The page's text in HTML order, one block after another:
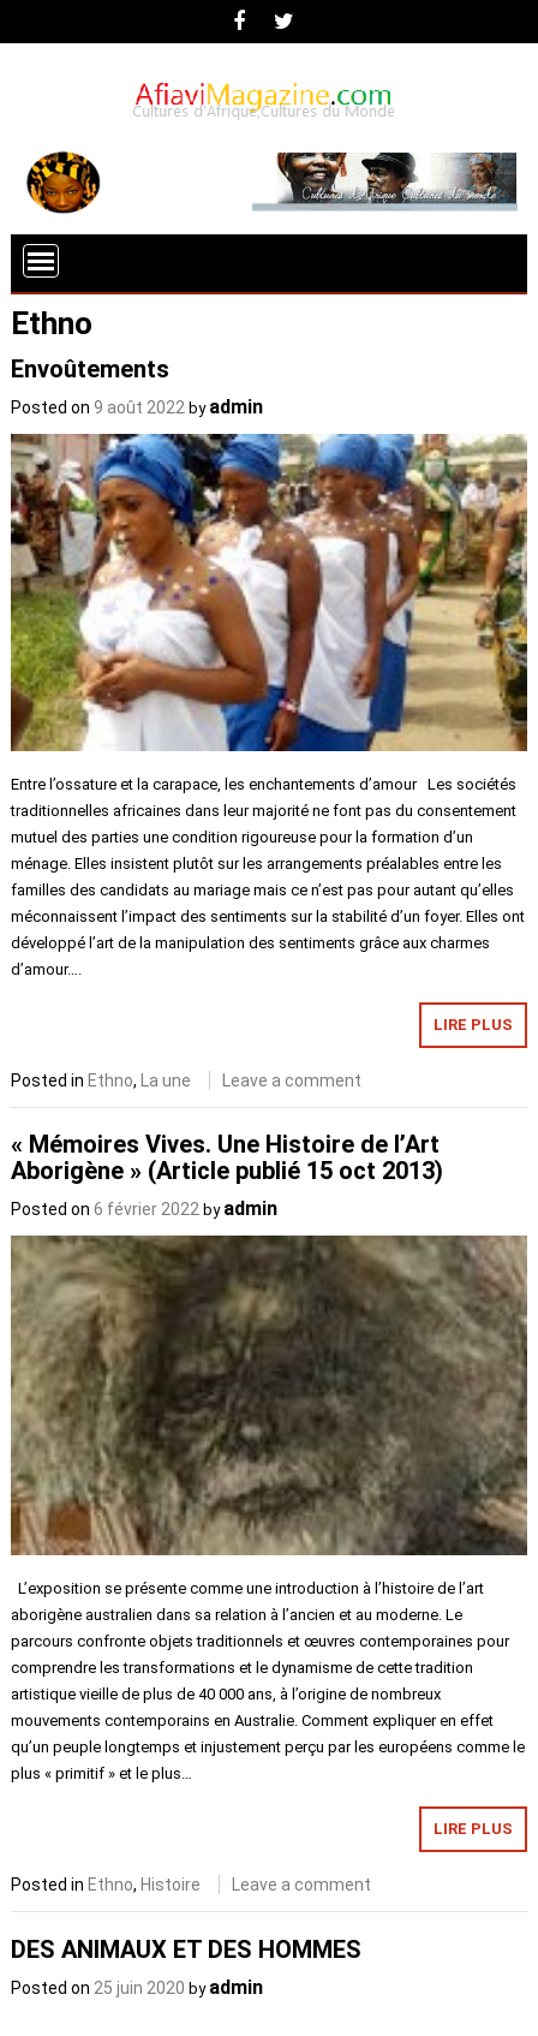
Ethno
Envoûtements
Posted on9 août 2022 by admin
Entre l’ossature et la carapace, les enchantements d’amour Les sociétés
traditionnelles africaines dans leur majorité ne font pas du consentement
mutuel des parties une condition rigoureuse pour la formation d’un
ménage. Elles insistent plutôt sur les arrangements préalables entre les
familles des candidats au mariage mais ce n’est pas pour autant qu’elles
méconnaissent l’impact des sentiments sur la stabilité d’un foyer. Elles ont
développé l’art de la manipulation des sentiments grâce aux charmes
d’amour….
LIRE PLUS
Posted in Ethno, La une Leave a comment
« Mémoires Vives. Une Histoire de l’Art
Aborigène » (Article publié 15 oct 2013)
Posted on6 février 2022 by admin
L’exposition se présente comme une introduction à l’histoire de l’art
aborigène australien dans sa relation à l’ancien et au moderne. Le
parcours confronte objets traditionnels et œuvres contemporaines pour
comprendre les transformations et le dynamisme de cette tradition
artistique vieille de plus de 40 000 ans, à l’origine de nombreux
mouvements contemporains en Australie. Comment expliquer en effet
qu’un peuple longtemps et injustement perçu par les européens comme le
plus « primitif » et le plus…
LIRE PLUS
Posted in Ethno, Histoire Leave a comment
DES ANIMAUX ET DES HOMMES
Posted on 25 juin 2020 by admin